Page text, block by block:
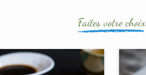
Faites votre choix